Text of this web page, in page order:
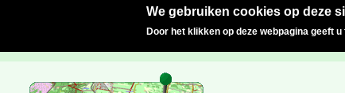
We gebruiken cookies op deze
Door het klikken op deze webpagina geeft